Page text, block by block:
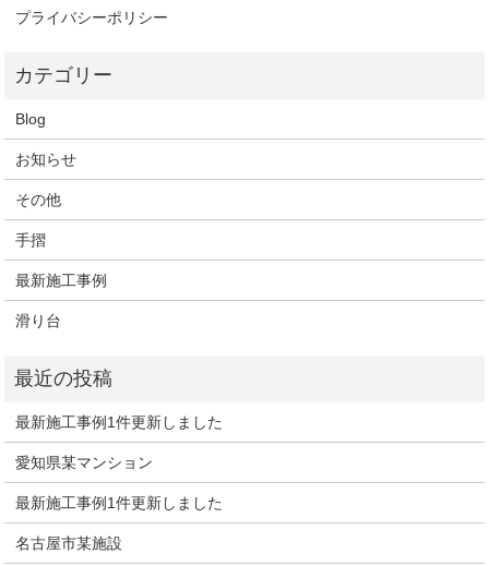
プライバシーポリシー
Blog
お知らせ
その他
手摺
最新施工事例
滑り台
最新施工事例1件更新しました
愛知県某マンション
最新施工事例1件更新しました
名古屋市某施設